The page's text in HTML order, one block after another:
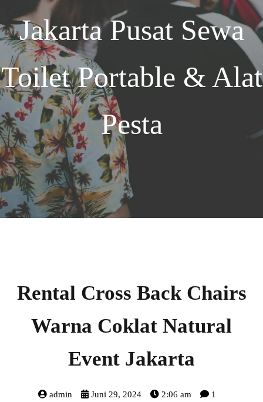
JakartaPusat Sewa
Toilet Portable & Alat
Pesta
Rental Cross Back Chairs
Warna Coklat Natural
Event Jakarta
admin Juni 29, 2024 2:06 am 1